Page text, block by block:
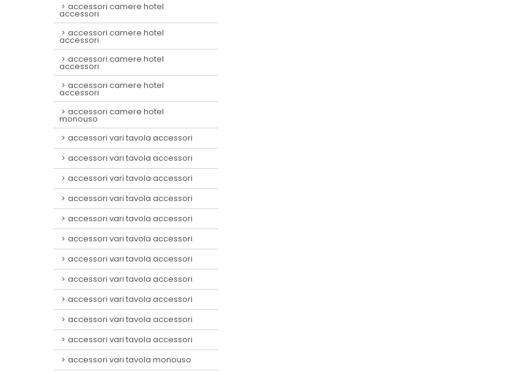
accessori camere hotel
accessori
accessori camere hotel
accessori
accessori camere hotel
accessori
accessori camere hotel
accessori
accessori camere hotel
monouso
accessori vari tavola accessori
accessori vari tavola accessori
accessori vari tavola accessori
accessori vari tavola accessori
accessori vari tavola accessori
accessori vari tavola accessori
accessori vari tavola accessori
accessori vari tavola accessori
accessori vari tavola accessori
accessori vari tavola accessori
accessori vari tavola accessori
accessori vari tavola monouso